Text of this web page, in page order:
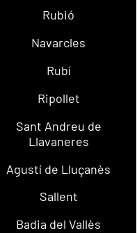
Rubió
Navarcles
Rubí
Ripollet
Sant Andreu de
Llavaneres
Agustí de Lluçanès
Sallent
Badia del Vallès